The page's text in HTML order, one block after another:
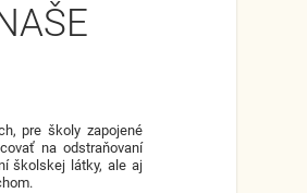
pre školy zapojené
na odstraňovaní
školskej látky, ale aj